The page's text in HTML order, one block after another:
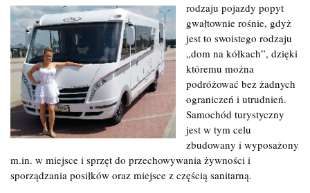
rodzaju pojazdy popyt
gwałtownie rośnie, gdyż
jest to swoistego rodzaju
„dom na kółkach”, dzięki
któremu można
podróżować bez żadnych
ograniczeń i utrudnień.
Samochód turystyczny
jest w tym celu
zbudowany i wyposażony
m.in. w miejsce i sprzęt do przechowywania żywności i
sporządzania posiłków oraz miejsce z częścią sanitarną.